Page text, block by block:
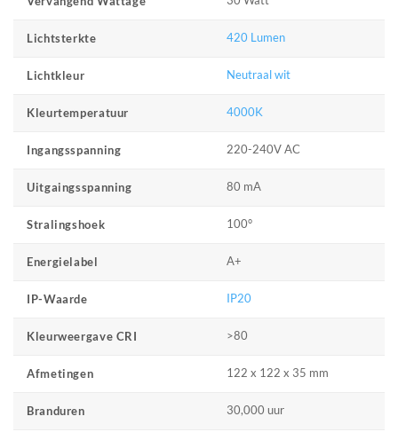
Lichtsterkte 420 Lumen
Lichtkleur Neutraal wit
Kleurtemperatuur 4000K
Ingangsspanning 220-240V AC
Uitgaingsspanning 80 mA
Stralingshoek 100°
Energielabel A+
IP-Waarde IP20
Kleurweergave CRI >80
Afmetingen 122 x 122 x 35 mm
Branduren 30,000 uur